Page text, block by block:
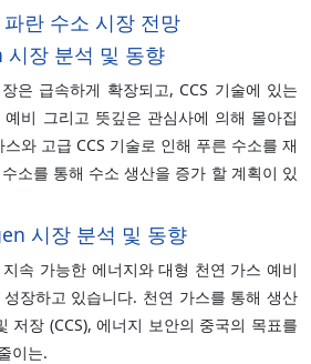
란 수소 시장 전망
장 분석 및 동향
은 급속하게 확장되고, CCS 기술에 있는
비 그리고 뜻깊은 관심사에 의해 몰아집
와 고급 CCS 기술로 인해 푸른 수소를 재
소를 통해 수소 생산을 증가 할 계획이 있
시장 분석 및 동향
속 가능한 에너지와 대형 천연 가스 예비
장하고 있습니다. 천연 가스를 통해 생산
저장 (CCS), 에너지 보안의 중국의 목표를
이는.